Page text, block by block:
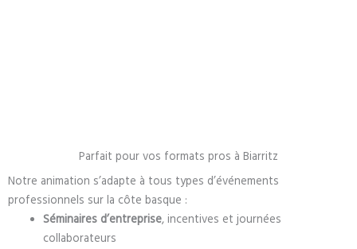
Parfait pour vos formats pros à Biarritz
Notre animation s’adapte à tous types d’événements
professionnels sur la côte basque :
Séminaires d’entreprise, incentives et journées
collaborateurs